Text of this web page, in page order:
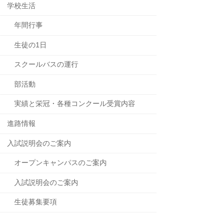
学校生活
年間行事
生徒の1日
スクールバスの運行
部活動
実績と栄冠・各種コンクール受賞内容
進路情報
入試説明会のご案内
オープンキャンパスのご案内
入試説明会のご案内
生徒募集要項